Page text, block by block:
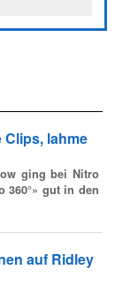
Clips, lahme
ging bei Nitro
360°» gut in den
auf Ridley